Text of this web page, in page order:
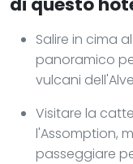
Salire in cima
panoramico
vulcani
Visitare la
l'Assomption,
passeggiare